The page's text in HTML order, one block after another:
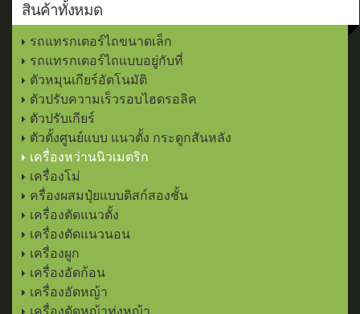
สินค้าทั้งหมด
รถแทรกเตอร์ไถขนาดเล็ก
รถแทรกเตอร์ไถแบบอยู่กับที่
ตัวหมุนเกียร์อัตโนมัติ
ตัวปรับความเร็วรอบไฮดรอลิค
ตัวปรับเกียร์
ตัวตั้งศูนย์แบบ แนวตั้ง กระดูกสันหลัง
เครื่องหว่านนิวเมตริก
เครื่องโม่
ครื่องผสมปุ๋ยแบบดิสก์สองชั้น
เครื่องตัดแนวตั้ง
เครื่องตัดแนวนอน
เครื่องผูก
เครื่องอัดก้อน
เครื่องอัดหญ้า